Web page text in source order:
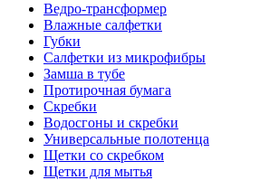
Ведро-трансформер
Влажные салфетки
Губки
Салфетки из микрофибры
Замша в тубе
Протирочная бумага
Скребки
Водосгоны и скребки
Универсальные полотенца
Щетки со скребком
Щетки для мытья